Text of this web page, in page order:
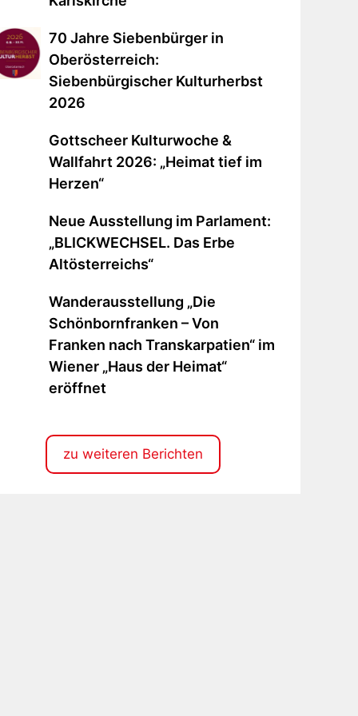
70 Jahre Siebenbürger in
Oberösterreich:
Siebenbürgischer Kulturherbst
2026
Gottscheer Kulturwoche &
Wallfahrt 2026: „Heimat tief im
Herzen“
Neue Ausstellung im Parlament:
„BLICKWECHSEL. Das Erbe
Altösterreichs“
Wanderausstellung „Die
Schönbornfranken – Von
Franken nach Transkarpatien“ im
Wiener „Haus der Heimat“
eröffnet
zu weiteren Berichten